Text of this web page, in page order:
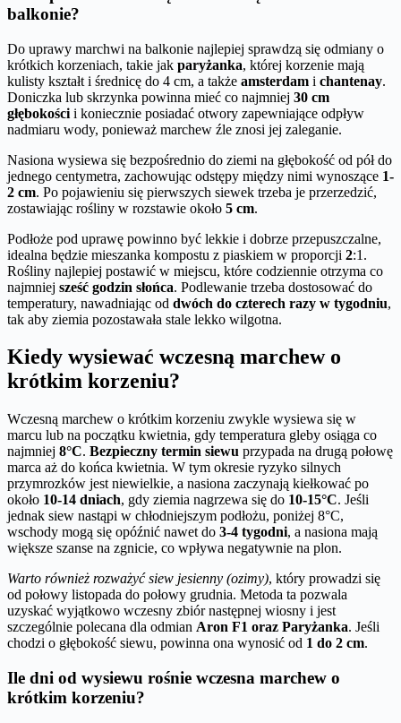
balkonie?
Do uprawy marchwi na balkonie najlepiej sprawdzą się odmiany o
krótkich korzeniach, takie jak paryżanka, której korzenie mają
kulisty kształt i średnicę do 4 cm, a także amsterdam i chantenay.
Doniczka lub skrzynka powinna mieć co najmniej 30 cm
głębokości i koniecznie posiadać otwory zapewniające odpływ
nadmiaru wody, ponieważ marchew źle znosi jej zaleganie.
Nasiona wysiewa się bezpośrednio do ziemi na głębokość od pół do
jednego centymetra, zachowując odstępy między nimi wynoszące 1-
2 cm. Po pojawieniu się pierwszych siewek trzeba je przerzedzić,
zostawiając rośliny w rozstawie około 5 cm.
Podłoże pod uprawę powinno być lekkie i dobrze przepuszczalne,
idealna będzie mieszanka kompostu z piaskiem w proporcji 2:1.
Rośliny najlepiej postawić w miejscu, które codziennie otrzyma co
najmniej sześć godzin słońca. Podlewanie trzeba dostosować do
temperatury, nawadniając od dwóch do czterech razy w tygodniu,
tak aby ziemia pozostawała stale lekko wilgotna.
Kiedy wysiewać wczesną marchew o
krótkim korzeniu?
Wczesną marchew o krótkim korzeniu zwykle wysiewa się w
marcu lub na początku kwietnia, gdy temperatura gleby osiąga co
najmniej 8°C. Bezpieczny termin siewu przypada na drugą połowę
marca aż do końca kwietnia. W tym okresie ryzyko silnych
przymrozków jest niewielkie, a nasiona zaczynają kiełkować po
około 10-14 dniach, gdy ziemia nagrzewa się do 10-15°C. Jeśli
jednak siew nastąpi w chłodniejszym podłożu, poniżej 8°C,
wschody mogą się opóźnić nawet do 3-4 tygodni, a nasiona mają
większe szanse na zgnicie, co wpływa negatywnie na plon.
Warto również rozważyć siew jesienny (ozimy), który prowadzi się
od połowy listopada do połowy grudnia. Metoda ta pozwala
uzyskać wyjątkowo wczesny zbiór następnej wiosny i jest
szczególnie polecana dla odmian Aron F1 oraz Paryżanka. Jeśli
chodzi o głębokość siewu, powinna ona wynosić od 1 do 2 cm.
Ile dni od wysiewu rośnie wczesna marchew o
krótkim korzeniu?